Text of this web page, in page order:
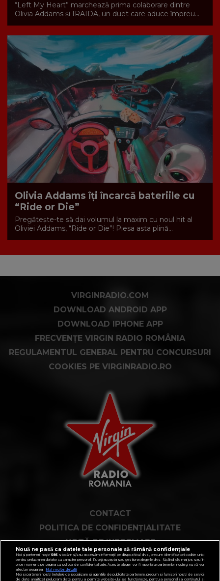
“Left My Heart” marchează prima colaborare dintre
Olivia Addams și IRAIDA, un duet care aduce împreu...
Olivia Addams îți încarcă bateriile cu
“Ride or Die”
Pregătește-te să dai volumul la maxim cu noul hit al
Oliviei Addams, “Ride or Die”! Piesa asta plină...
VIRGINRADIO.COM
DOWNLOAD ANDROID APP
DOWNLOAD IPHONE APP
FRECVENȚE VIRGIN RADIO ROMÂNIA
REGULAMENTUL GENERAL PENTRU CONCURSURI
COOKIES PE VIRGINRADIO.RO
CONTACT
POLITICA DE CONFIDENȚIALITATE
NOTĂ DE INFORMARE
TERMENI ȘI CONDIȚII
COD DEONTOLOGIC
Nouă ne pasă ca datele tale personale să rămână confidențiale
Noi și partenerii noștri585 stocăm și/sau accesăm informații pe dispozitivul dvs., precum identificatorii cookie unici
pentru prelucrarea datelor cu caracter personal. Puteți accepta sau gestiona alegerile dvs. făcând clic mai jos sau în
orice moment, pe pagina cu politica de confidențialitate. Aceste alegeri vor fi raportate partenerilor noștri și nu vă vor
afecta navigarea.
Mai multe detalii
Noi si partenerii nostri (retelele de socializare si agentiile de publicitate partenere, precum si furnizorii nostri de servicii
de date analitice) prelucram date pentru a permite website-ului sa functioneze, pentru a personaliza continutul si